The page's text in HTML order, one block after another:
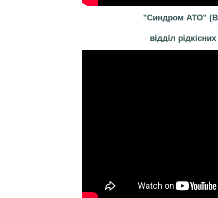
"Синдром АТО"
відділ